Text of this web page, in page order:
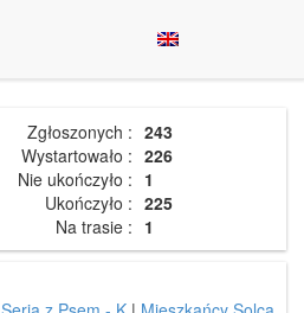
Zgłoszonych : 243
Wystartowało : 226
Nie ukończyło : 1
Ukończyło : 225
Na trasie : 1